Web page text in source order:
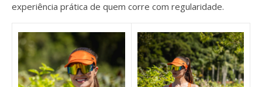
experiência prática de quem corre com regularidade.